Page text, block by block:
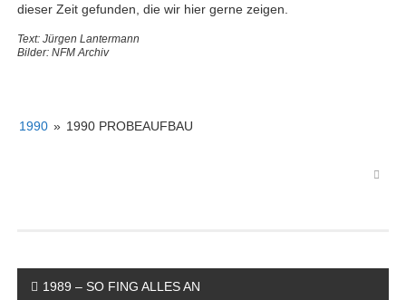
dieser Zeit gefunden, die wir hier gerne zeigen.
Text: Jürgen Lantermann
Bilder: NFM Archiv
1990 » 1990 PROBEAUFBAU
1989 – SO FING ALLES AN